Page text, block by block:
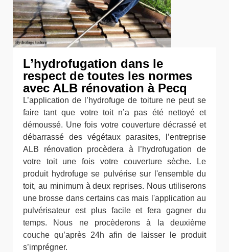
L’hydrofugation dans le
respect de toutes les normes
avec ALB rénovation à Pecq
L’application de l’hydrofuge de toiture ne peut se
faire tant que votre toit n’a pas été nettoyé et
démoussé. Une fois votre couverture décrassé et
débarrassé des végétaux parasites, l’entreprise
ALB rénovation procèdera à l’hydrofugation de
votre toit une fois votre couverture sèche. Le
produit hydrofuge se pulvérise sur l'ensemble du
toit, au minimum à deux reprises. Nous utiliserons
une brosse dans certains cas mais l'application au
pulvérisateur est plus facile et fera gagner du
temps. Nous ne procèderons à la deuxième
couche qu’après 24h afin de laisser le produit
s’imprégner.